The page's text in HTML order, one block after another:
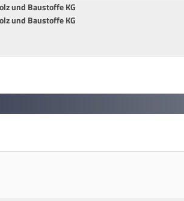
und Baustoffe KG
und Baustoffe KG